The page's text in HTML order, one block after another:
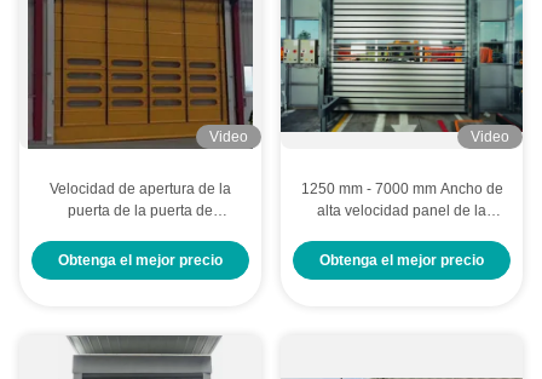
Video
Velocidad de apertura de la
puerta de la puerta de
0,8-1,2 m/s Multi-turno
Obtenga el mejor precio
Video
1250 mm - 7000 mm Ancho de
alta velocidad panel de la
Obtenga el mejor precio